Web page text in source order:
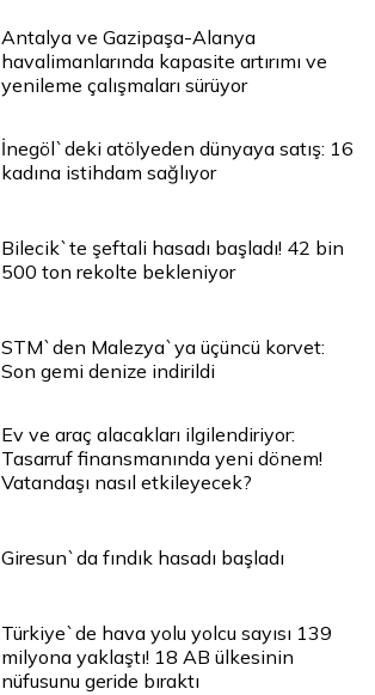
Antalya ve Gazipaşa-Alanya
havalimanlarında kapasite artırımı ve
yenileme çalışmaları sürüyor
İnegöl`deki atölyeden dünyaya satış: 16
kadına istihdam sağlıyor
Bilecik`te şeftali hasadı başladı! 42 bin
500 ton rekolte bekleniyor
STM`den Malezya`ya üçüncü korvet:
Son gemi denize indirildi
Ev ve araç alacakları ilgilendiriyor:
Tasarruf finansmanında yeni dönem!
Vatandaşı nasıl etkileyecek?
Giresun`da fındık hasadı başladı
Türkiye`de hava yolu yolcu sayısı 139
milyona yaklaştı! 18 AB ülkesinin
nüfusunu geride bıraktı